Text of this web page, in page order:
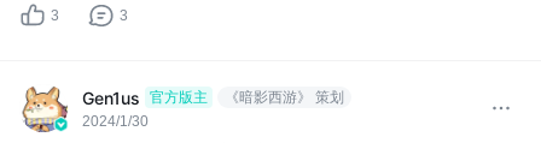
3 3
Gen1us 官方版主 《暗影西游》 策划
2024/1/30